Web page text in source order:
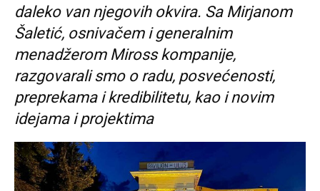
daleko van njegovih okvira. Sa Mirjanom
Šaletić, osnivačem i generalnim
menadžerom Miross kompanije,
razgovarali smo o radu, posvećenosti,
preprekama i kredibilitetu, kao i novim
idejama i projektima